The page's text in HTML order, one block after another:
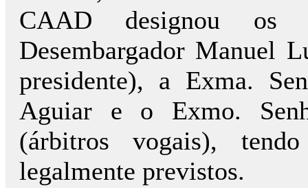
CAAD designou os
Desembargador Manuel
presidente), a Exma.
Aguiar e o Exmo.
(árbitros vogais),
legalmente previstos.